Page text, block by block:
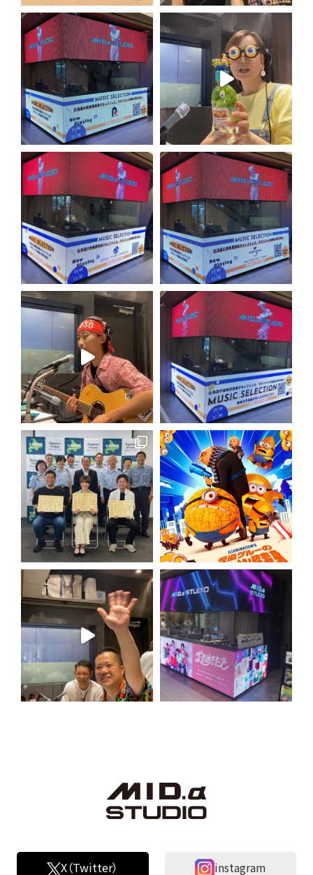
X（Twitter） instagram